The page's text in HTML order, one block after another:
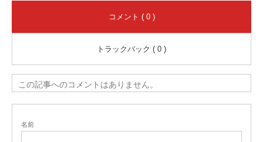
コメント ( 0 )
トラックバック ( 0 )
この記事へのコメントはありません。
名前